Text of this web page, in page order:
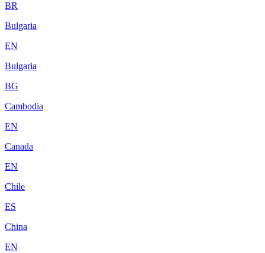
BR
Bulgaria
EN
Bulgaria
BG
Cambodia
EN
Canada
EN
Chile
ES
China
EN